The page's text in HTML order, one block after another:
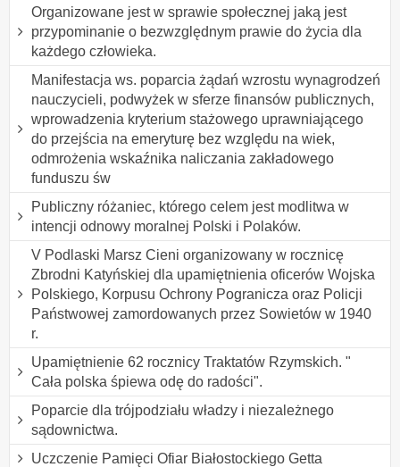
Organizowane jest w sprawie społecznej jaką jest
przypominanie o bezwzględnym prawie do życia dla
każdego człowieka.
Manifestacja ws. poparcia żądań wzrostu wynagrodzeń
nauczycieli, podwyżek w sferze finansów publicznych,
wprowadzenia kryterium stażowego uprawniającego
do przejścia na emeryturę bez względu na wiek,
odmrożenia wskaźnika naliczania zakładowego
funduszu św
Publiczny różaniec, którego celem jest modlitwa w
intencji odnowy moralnej Polski i Polaków.
V Podlaski Marsz Cieni organizowany w rocznicę
Zbrodni Katyńskiej dla upamiętnienia oficerów Wojska
Polskiego, Korpusu Ochrony Pogranicza oraz Policji
Państwowej zamordowanych przez Sowietów w 1940
r.
Upamiętnienie 62 rocznicy Traktatów Rzymskich. "
Cała polska śpiewa odę do radości".
Poparcie dla trójpodziału władzy i niezależnego
sądownictwa.
Uczczenie Pamięci Ofiar Białostockiego Getta